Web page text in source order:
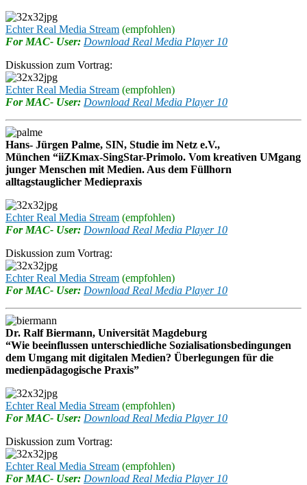
Echter Real Media Stream (empfohlen)
For MAC- User: Download Real Media Player 10
Diskussion zum Vortrag:
Echter Real Media Stream (empfohlen)
For MAC- User: Download Real Media Player 10
Hans- Jürgen Palme, SIN, Studie im Netz e.V.,
München “iiZKmax-SingStar-Primolo. Vom kreativen UMgang
junger Menschen mit Medien. Aus dem Füllhorn
alltagstauglicher Mediepraxis
Echter Real Media Stream (empfohlen)
For MAC- User: Download Real Media Player 10
Diskussion zum Vortrag:
Echter Real Media Stream (empfohlen)
For MAC- User: Download Real Media Player 10
Dr. Ralf Biermann, Universität Magdeburg
“Wie beeinflussen unterschiedliche Sozialisationsbedingungen
dem Umgang mit digitalen Medien? Überlegungen für die
medienpädagogische Praxis”
Echter Real Media Stream (empfohlen)
For MAC- User: Download Real Media Player 10
Diskussion zum Vortrag:
Echter Real Media Stream (empfohlen)
For MAC- User: Download Real Media Player 10